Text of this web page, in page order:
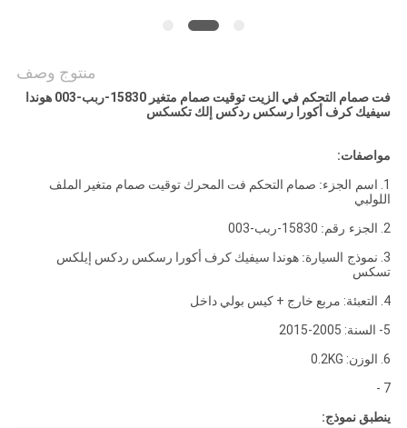
منتوج وصف
فت صمام التحكم في الزيت توقيت صمام متغير 15830-ربب-003 هوندا
سيفيك كرف أكورا رسكس ردكس إلك تكسكس
مواصفات:
1. اسم الجزء: صمام التحكم فت المحرك توقيت صمام متغير الملف
اللولبي
2. الجزء رقم:
3. نموذج السيارة: هوندا سيفيك كرف أكورا رسكس ردكس إيلكس
تسكس
4. التعبئة: مربع خارج + كيس بولي داخل
5- السنة: 2005-2015
6. الوزن: 0.2KG
7 -
ينطبق نموذج: